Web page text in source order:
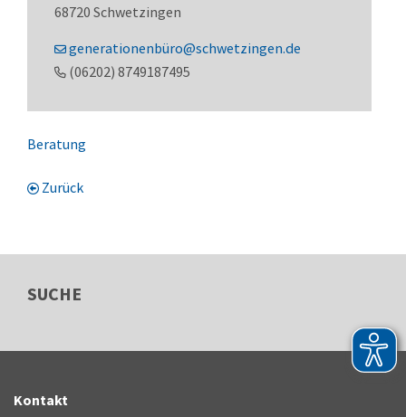
68720 Schwetzingen
generationenbüro@schwetzingen.de
(06202) 8749187495
Beratung
Zurück
SUCHE
Kontakt